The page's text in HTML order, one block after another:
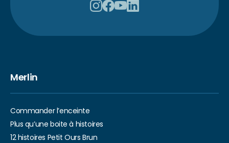
Merlin
Commander l’enceinte
Plus qu’une boite à histoires
12 histoires Petit Ours Brun